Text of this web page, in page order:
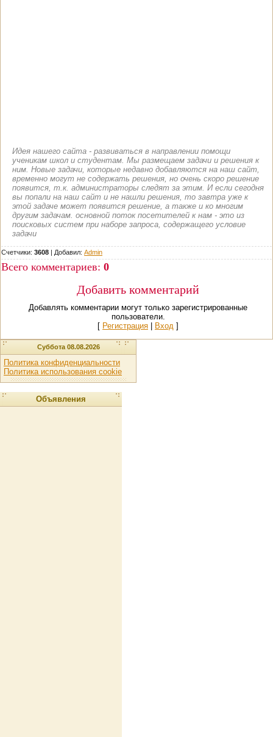
Идея нашего сайта - развиваться в направлении помощи
ученикам школ и студентам. Мы размещаем задачи и решения к
ним. Новые задачи, которые недавно добавляются на наш сайт,
временно могут не содержать решения, но очень скоро решение
появится, т.к. администраторы следят за этим. И если сегодня
вы попали на наш сайт и не нашли решения, то завтра уже к
этой задаче может появится решение, а также и ко многим
другим задачам. основной поток посетителей к нам - это из
поисковых систем при наборе запроса, содержащего условие
задачи
Счетчики: 3608 | Добавил: Admin
Всего комментариев: 0
Добавить комментарий
Добавлять комментарии могут только зарегистрированные
пользователи.
[ Регистрация Вход ]
Суббота 08.08.2026
Политика конфиденциальности
Политика использования cookie
Объявления